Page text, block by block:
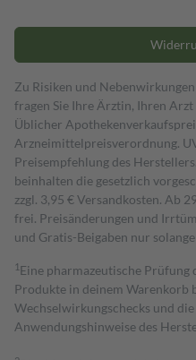
Zu Risiken und
fragen Sie Ihre Ärztin, Ihren
Üblicher
Arzneimittelpreisverordnung.
Preisempfehlung des
beinhalten die gesetzlich
zzgl. 3,95 € Versandkosten. Ab
frei. Preisänderungen und
und Gratis-Beigaben nur
1 Eine pharmazeutische
Produkte in deinem
Wechselwirkungschecks und
Anwendungshinweise des